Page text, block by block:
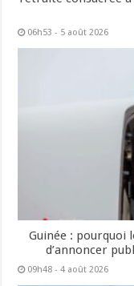
06h53 - 5 août 2026
Guinée : pourquoi
d’annoncer
09h48 - 4 août 2026